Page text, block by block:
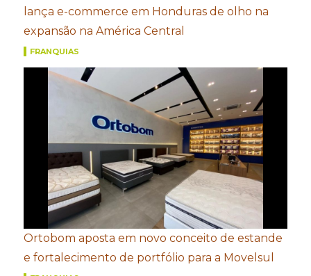
lança e-commerce em Honduras de olho na
expansão na América Central
FRANQUIAS
Ortobom aposta em novo conceito de estande
e fortalecimento de portfólio para a Movelsul